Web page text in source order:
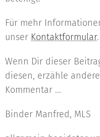
Für mehr
unser Kontaktformular.
Wenn Dir dieser
diesen, erzähle
Kommentar ...
Binder Manfred, MLS